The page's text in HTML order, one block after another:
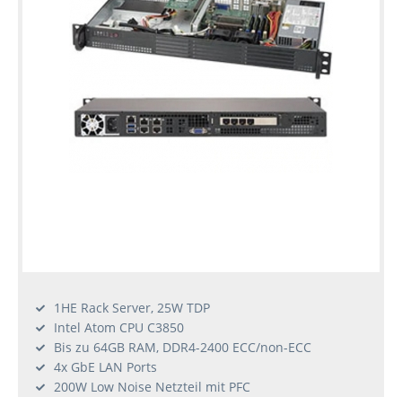
1HE Rack Server, 25W TDP
Intel Atom CPU C3850
Bis zu 64GB RAM, DDR4-2400 ECC/non-ECC
4x GbE LAN Ports
200W Low Noise Netzteil mit PFC